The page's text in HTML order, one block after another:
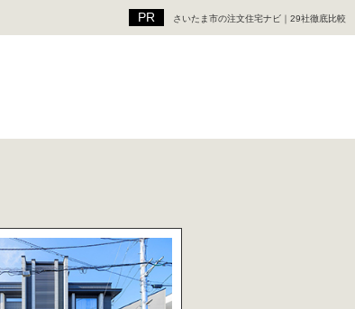
さいたま市の注文住宅ナビ｜29社徹底比較